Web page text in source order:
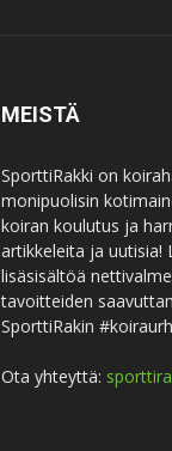
MEISTÄ
SporttiRakki on
monipuolisin
koiran koulutus ja
artikkeleita ja uutisia!
lisäsisältöä
tavoitteiden
SporttiRakin
Ota yhteyttä: